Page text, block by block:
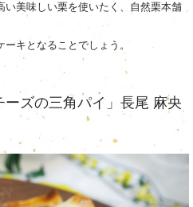
い美味しい栗を使いたく、自然栗本舗
キとなることでしょう。
ズの三角パイ」長尾 麻央